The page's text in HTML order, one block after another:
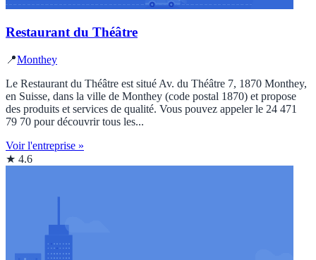
Restaurant du Théâtre
📍Monthey
Le Restaurant du Théâtre est situé Av. du Théâtre 7, 1870 Monthey,
en Suisse, dans la ville de Monthey (code postal 1870) et propose
des produits et services de qualité. Vous pouvez appeler le 24 471
79 70 pour découvrir tous les...
Voir l'entreprise »
★ 4.6